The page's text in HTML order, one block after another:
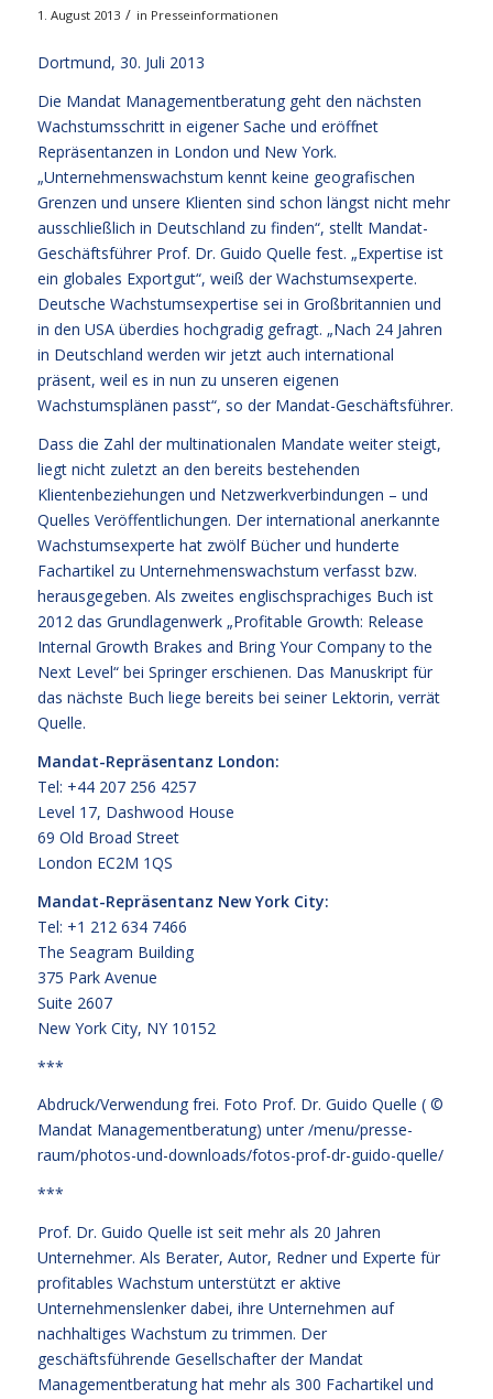
1. August 2013 / in Presseinformationen
Dortmund, 30. Juli 2013
Die Mandat Managementberatung geht den nächsten
Wachstumsschritt in eigener Sache und eröffnet
Repräsentanzen in London und New York.
„Unternehmenswachstum kennt keine geografischen
Grenzen und unsere Klienten sind schon längst nicht mehr
ausschließlich in Deutschland zu finden“, stellt Mandat-
Geschäftsführer Prof. Dr. Guido Quelle fest. „Expertise ist
ein globales Exportgut“, weiß der Wachstumsexperte.
Deutsche Wachstumsexpertise sei in Großbritannien und
in den USA überdies hochgradig gefragt. „Nach 24 Jahren
in Deutschland werden wir jetzt auch international
präsent, weil es in nun zu unseren eigenen
Wachstumsplänen passt“, so der Mandat-Geschäftsführer.
Dass die Zahl der multinationalen Mandate weiter steigt,
liegt nicht zuletzt an den bereits bestehenden
Klientenbeziehungen und Netzwerkverbindungen – und
Quelles Veröffentlichungen. Der international anerkannte
Wachstumsexperte hat zwölf Bücher und hunderte
Fachartikel zu Unternehmenswachstum verfasst bzw.
herausgegeben. Als zweites englischsprachiges Buch ist
2012 das Grundlagenwerk „Profitable Growth: Release
Internal Growth Brakes and Bring Your Company to the
Next Level“ bei Springer erschienen. Das Manuskript für
das nächste Buch liege bereits bei seiner Lektorin, verrät
Quelle.
Mandat-Repräsentanz London:
Tel: +44 207 256 4257
Level 17, Dashwood House
69 Old Broad Street
London EC2M 1QS
Mandat-Repräsentanz New York City:
Tel: +1 212 634 7466
The Seagram Building
375 Park Avenue
Suite 2607
New York City, NY 10152
***
Abdruck/Verwendung frei. Foto Prof. Dr. Guido Quelle ( ©
Mandat Managementberatung) unter /menu/presse-
raum/photos-und-downloads/fotos-prof-dr-guido-quelle/
***
Prof. Dr. Guido Quelle ist seit mehr als 20 Jahren
Unternehmer. Als Berater, Autor, Redner und Experte für
profitables Wachstum unterstützt er aktive
Unternehmenslenker dabei, ihre Unternehmen auf
nachhaltiges Wachstum zu trimmen. Der
geschäftsführende Gesellschafter der Mandat
Managementberatung hat mehr als 300 Fachartikel und